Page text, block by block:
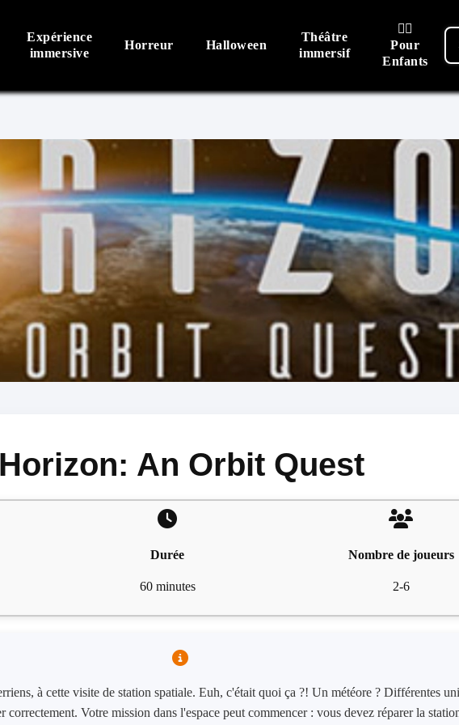
Expérience
immersive
Horreur Halloween
Théâtre
immersif
🙋‍♂️
Pour
Enfants
An Orbit Quest
Durée
60 minutes
Nombre de joueurs
2-6
à cette visite de station spatiale. Euh, c'était quoi ça ?! Un météore ? Différentes
correctement. Votre mission dans l'espace peut commencer : vous devez réparer la